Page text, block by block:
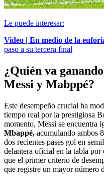
Le puede interesar:
Video | En medio de la
paso a su tercera final
¿Quién va
Messi y Mabppé?
Este desempeño crucial ha
tiempo real por la prestigiosa
momento, Messi se encuentra
Mbappé, acumulando ambos
dos recientes pases gol en
delantera oficial en la tabla por
que el primer criterio de
que registre un mayor número